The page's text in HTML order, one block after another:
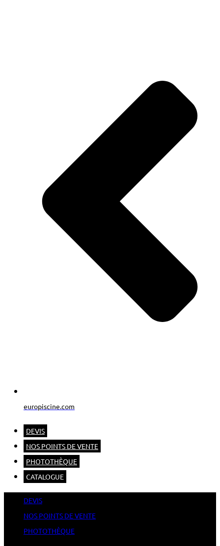
europiscine.com
DEVIS
NOS POINTS DE VENTE
PHOTOTHÈQUE
CATALOGUE
DEVIS
NOS POINTS DE VENTE
PHOTOTHÈQUE